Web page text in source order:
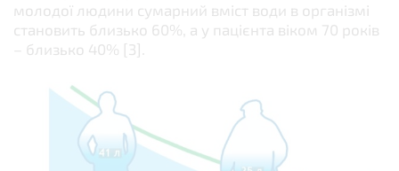
молодої людини сумарний вміст води в організмі
становить близько 60%, а у пацієнта віком 70 років
– близько 40% [3].